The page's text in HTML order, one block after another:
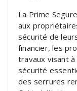
La Prime
aux
sécurité de
financier, les
travaux visant
sécurité
des serrures